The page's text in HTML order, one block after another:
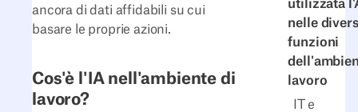
utilizzata
nelle
funzioni
lavoro
IT e
ancora di dati affidabili su cui
basare le proprie azioni.
Cos'è l'IA nell'ambiente di
lavoro?